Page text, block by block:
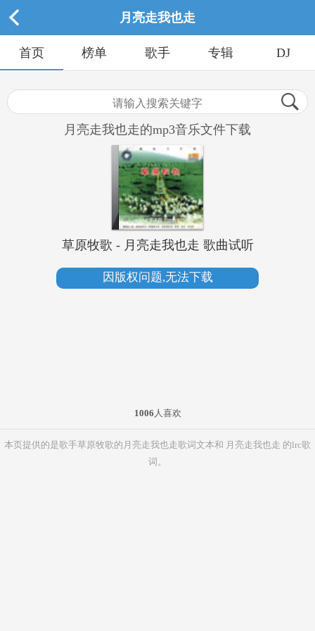
月亮走我也走
首页 榜单 歌手 专辑 DJ
月亮走我也走的mp3音乐文件下载
草原牧歌 - 月亮走我也走 歌曲试听
因版权问题,无法下载
1006 人喜欢
本页提供的是歌手草原牧歌的月亮走我也走歌词文本和 月亮走我也走 的lrc歌
词。